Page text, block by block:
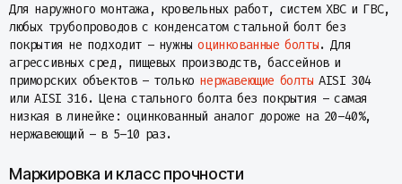
Для наружного монтажа, кровельных работ, систем ХВС и ГВС,
любых трубопроводов с конденсатом стальной болт без
покрытия не подходит – нужныоцинкованные болты. Для
агрессивных сред, пищевых производств, бассейнов и
приморских объектов – только нержавеющие болты AISI 304
или AISI 316. Цена стального болта без покрытия – самая
низкая в линейке: оцинкованный аналог дороже на 20–40%,
нержавеющий – в 5–10 раз.
Маркировка и класс прочности